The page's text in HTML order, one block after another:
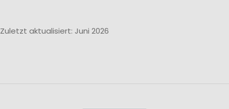
Zuletzt aktualisiert: Juni 2026